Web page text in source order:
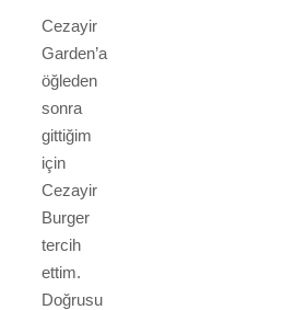
Cezayir
Garden’a
öğleden
sonra
gittiğim
için
Cezayir
Burger
tercih
ettim.
Doğrusu